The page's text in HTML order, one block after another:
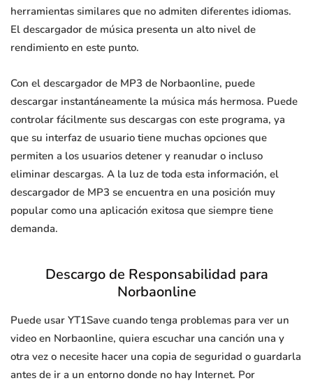
herramientas similares que no admiten diferentes idiomas.
El descargador de música presenta un alto nivel de
rendimiento en este punto.
Con el descargador de MP3 de Norbaonline, puede
descargar instantáneamente la música más hermosa. Puede
controlar fácilmente sus descargas con este programa, ya
que su interfaz de usuario tiene muchas opciones que
permiten a los usuarios detener y reanudar o incluso
eliminar descargas. A la luz de toda esta información, el
descargador de MP3 se encuentra en una posición muy
popular como una aplicación exitosa que siempre tiene
demanda.
Descargo de Responsabilidad para
Norbaonline
Puede usar YT1Save cuando tenga problemas para ver un
video en Norbaonline, quiera escuchar una canción una y
otra vez o necesite hacer una copia de seguridad o guardarla
antes de ir a un entorno donde no hay Internet. Por